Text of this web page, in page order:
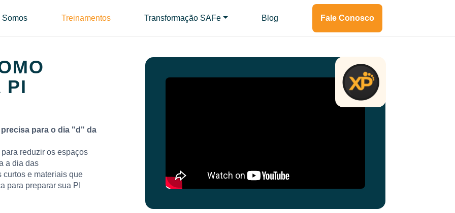
Somos Treinamentos Transformação SAFe Blog Fale Conosco
PI
para o dia "d" da
reduzir os espaços
a dia das
curtos e materiais que
para preparar sua PI